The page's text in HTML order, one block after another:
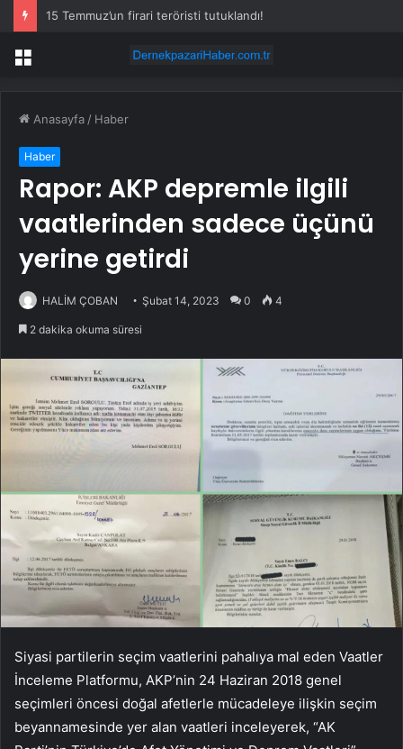
15 Temmuz’un firari teröristi tutuklandı!
Menü
Anasayfa / Haber
Haber
Rapor: AKP depremle ilgili
vaatlerinden sadece üçünü
yerine getirdi
HALİM ÇOBAN Şubat 14, 2023 0 4
2 dakika okuma süresi
Siyasi partilerin seçim vaatlerini pahalıya mal eden Vaatler
İnceleme Platformu, AKP’nin 24 Haziran 2018 genel
seçimleri öncesi doğal afetlerle mücadeleye ilişkin seçim
beyannamesinde yer alan vaatleri inceleyerek, “AK